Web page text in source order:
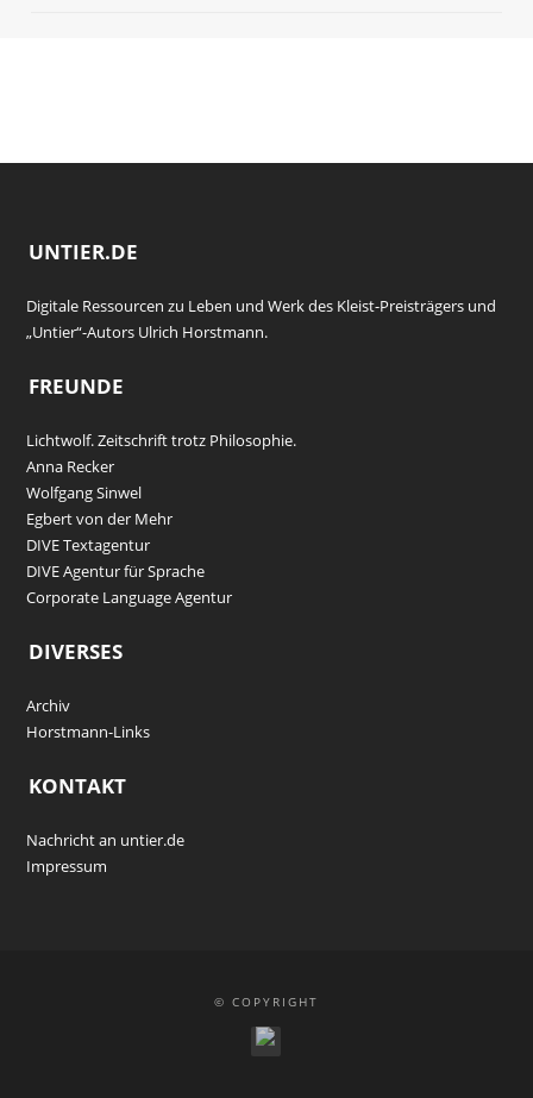
UNTIER.DE
Digitale Ressourcen zu Leben und Werk des Kleist-Preisträgers und
„Untier“-Autors Ulrich Horstmann.
FREUNDE
Lichtwolf. Zeitschrift trotz Philosophie.
Anna Recker
Wolfgang Sinwel
Egbert von der Mehr
DIVE Textagentur
DIVE Agentur für Sprache
Corporate Language Agentur
DIVERSES
Archiv
Horstmann-Links
KONTAKT
Nachricht an untier.de
Impressum
© COPYRIGHT